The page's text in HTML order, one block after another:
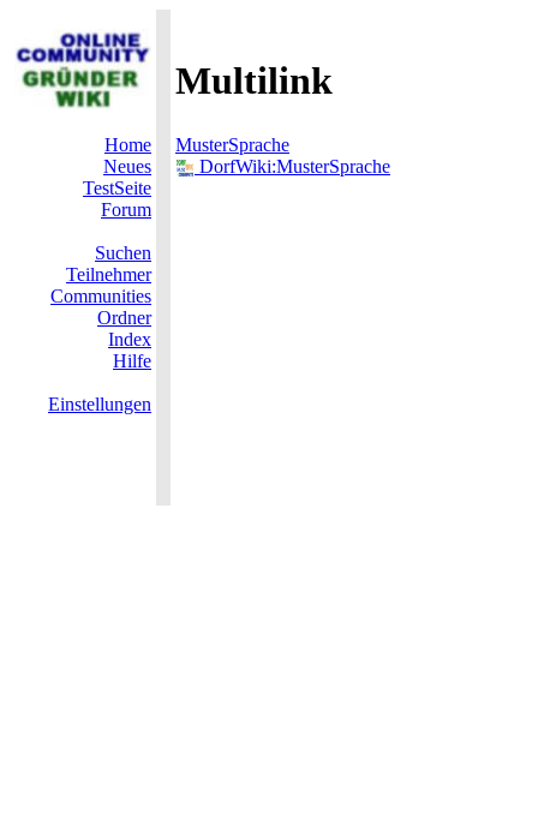
Multilink
Home
Neues
TestSeite
Forum
Suchen
Teilnehmer
Communities
Ordner
Index
Hilfe
Einstellungen
MusterSprache
DorfWiki:MusterSprache